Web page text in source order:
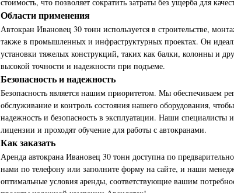
стоимость, что позволяет сократить затраты без ущерба для
Области применения
Автокран Ивановец 30 тонн используется в строительстве,
также в промышленных и инфраструктурных проектах. Он
установки тяжелых конструкций, таких как балки, колонны и
высокой точности и надежности при подъеме.
Безопасность и надежность
Безопасность является нашим приоритетом. Мы обеспечиваем
обслуживание и контроль состояния нашего оборудования,
надежность и безопасность в эксплуатации. Наши специалисты
лицензии и проходят обучение для работы с автокранами.
Как заказать
Аренда автокрана Ивановец 30 тонн доступна по
нами по телефону или заполните форму на сайте, и наши
оптимальные условия аренды, соответствующие вашим